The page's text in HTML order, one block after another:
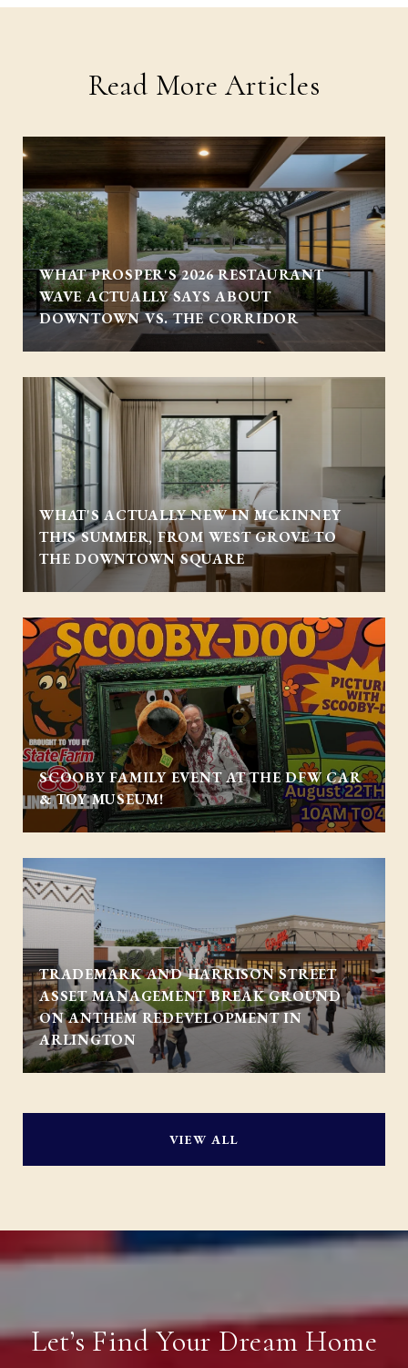
Read More Articles
WHAT PROSPER'S 2026 RESTAURANT
WAVE ACTUALLY SAYS ABOUT
DOWNTOWN VS. THE CORRIDOR
WHAT'S ACTUALLY NEW IN MCKINNEY
THIS SUMMER, FROM WEST GROVE TO
THE DOWNTOWN SQUARE
SCOOBY FAMILY EVENT AT THE DFW CAR
& TOY MUSEUM!
TRADEMARK AND HARRISON STREET
ASSET MANAGEMENT BREAK GROUND
ON ANTHEM REDEVELOPMENT IN
ARLINGTON
VIEW ALL
Let’s Find Your Dream Home